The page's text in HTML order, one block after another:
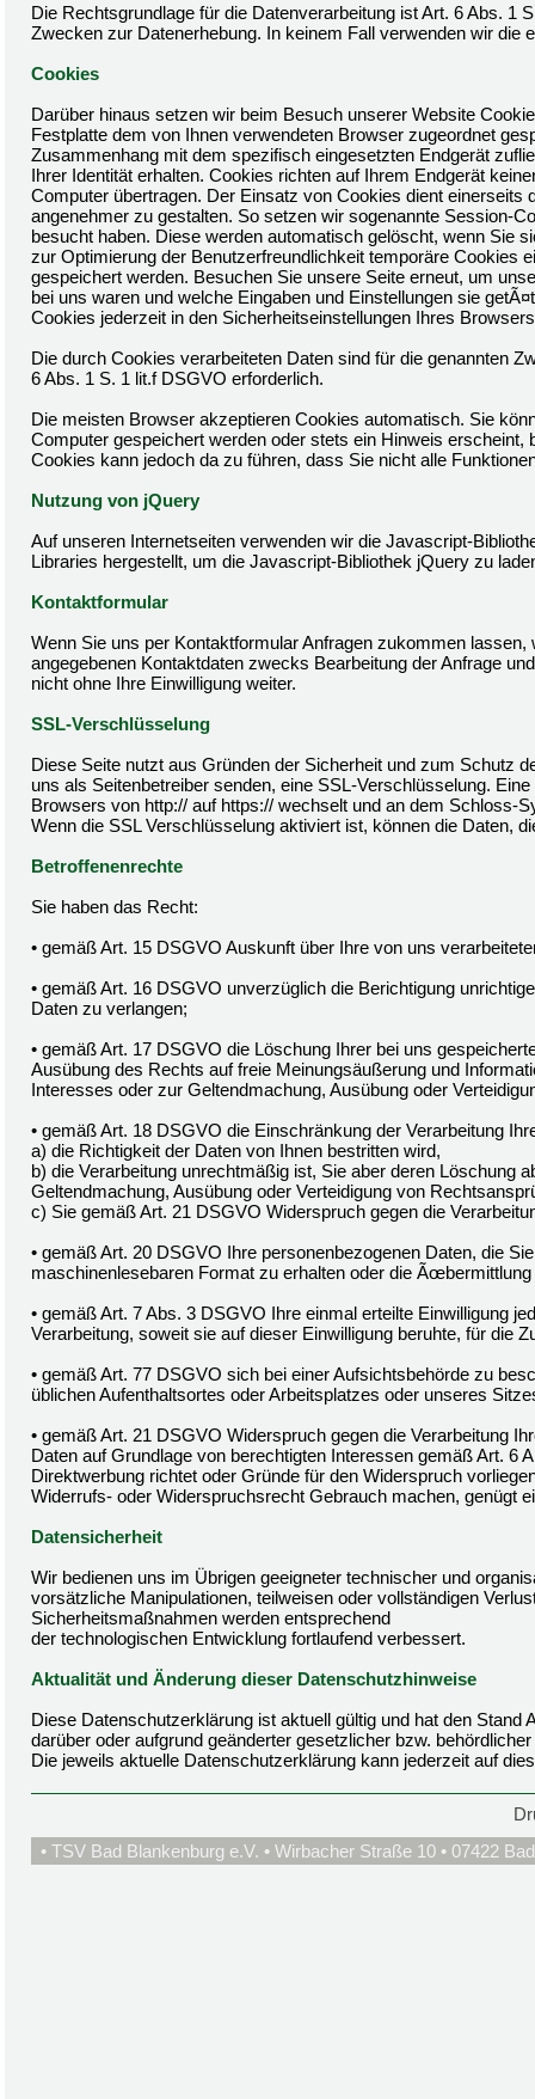
Die Rechtsgrundlage für die Datenverarbeitung ist Art. 6 Abs. 1
Zwecken zur Datenerhebung. In keinem Fall verwenden wir
Cookies
Darüber hinaus setzen wir beim Besuch unserer Website
Festplatte dem von Ihnen verwendeten Browser zugeordnet
Zusammenhang mit dem spezifisch eingesetzten Endgerät
Ihrer Identität erhalten. Cookies richten auf Ihrem Endgerät
Computer übertragen. Der Einsatz von Cookies dient einerseits
angenehmer zu gestalten. So setzen wir sogenannte Session-
besucht haben. Diese werden automatisch gelöscht, wenn Sie
zur Optimierung der Benutzerfreundlichkeit temporäre Cookies
gespeichert werden. Besuchen Sie unsere Seite erneut, um
bei uns waren und welche Eingaben und Einstellungen sie
Cookies jederzeit in den Sicherheitseinstellungen Ihres
Die durch Cookies verarbeiteten Daten sind für die genannten
6 Abs. 1 S. 1 lit.f DSGVO erforderlich.
Die meisten Browser akzeptieren Cookies automatisch. Sie
Computer gespeichert werden oder stets ein Hinweis
Cookies kann jedoch da zu führen, dass Sie nicht alle
Nutzung von jQuery
Auf unseren Internetseiten verwenden wir die Javascript-
Libraries hergestellt, um die Javascript-Bibliothek jQuery zu
Kontaktformular
Wenn Sie uns per Kontaktformular Anfragen zukommen
angegebenen Kontaktdaten zwecks Bearbeitung der Anfrage
nicht ohne Ihre Einwilligung weiter.
SSL-Verschlüsselung
Diese Seite nutzt aus Gründen der Sicherheit und zum Schutz
uns als Seitenbetreiber senden, eine SSL-Verschlüsselung.
Browsers von http:// auf https:// wechselt und an dem Schloss-
Wenn die SSL Verschlüsselung aktiviert ist, können die Daten,
Betroffenenrechte
Sie haben das Recht:
• gemäß Art. 15 DSGVO Auskunft über Ihre von uns
• gemäß Art. 16 DSGVO unverzüglich die Berichtigung
Daten zu verlangen;
• gemäß Art. 17 DSGVO die Löschung Ihrer bei uns
Ausübung des Rechts auf freie Meinungsäußerung und
Interesses oder zur Geltendmachung, Ausübung oder
• gemäß Art. 18 DSGVO die Einschränkung der Verarbeitung
a) die Richtigkeit der Daten von Ihnen bestritten wird,
b) die Verarbeitung unrechtmäßig ist, Sie aber deren Löschung
Geltendmachung, Ausübung oder Verteidigung von
c) Sie gemäß Art. 21 DSGVO Widerspruch gegen die
• gemäß Art. 20 DSGVO Ihre personenbezogenen Daten, die
maschinenlesebaren Format zu erhalten oder die
• gemäß Art. 7 Abs. 3 DSGVO Ihre einmal erteilte Einwilligung
Verarbeitung, soweit sie auf dieser Einwilligung beruhte, für die
• gemäß Art. 77 DSGVO sich bei einer Aufsichtsbehörde zu
üblichen Aufenthaltsortes oder Arbeitsplatzes oder unseres
• gemäß Art. 21 DSGVO Widerspruch gegen die Verarbeitung
Daten auf Grundlage von berechtigten Interessen gemäß Art. 6
Direktwerbung richtet oder Gründe für den Widerspruch
Widerrufs- oder Widerspruchsrecht Gebrauch machen, genügt
Datensicherheit
Wir bedienen uns im Übrigen geeigneter technischer und
vorsätzliche Manipulationen, teilweisen oder vollständigen
Sicherheitsmaßnahmen werden entsprechend
der technologischen Entwicklung fortlaufend verbessert.
Aktualität und Änderung dieser Datenschutzhinweise
Diese Datenschutzerklärung ist aktuell gültig und hat den
darüber oder aufgrund geänderter gesetzlicher bzw.
Die jeweils aktuelle Datenschutzerklärung kann jederzeit auf
• TSV Bad Blankenburg e.V. • Wirbacher Straße 10 • 07422